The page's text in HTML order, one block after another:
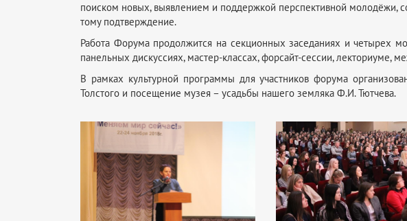
поиском новых, выявлением и поддержкой перспективной
тому подтверждение.
Работа Форума продолжится на секционных заседаниях и четырех
панельных дискуссиях, мастер-классах, форсайт-сессии, лекториуме,
В рамках культурной программы для участников форума
Толстого и посещение музея – усадьбы нашего земляка Ф.И. Тютчева.